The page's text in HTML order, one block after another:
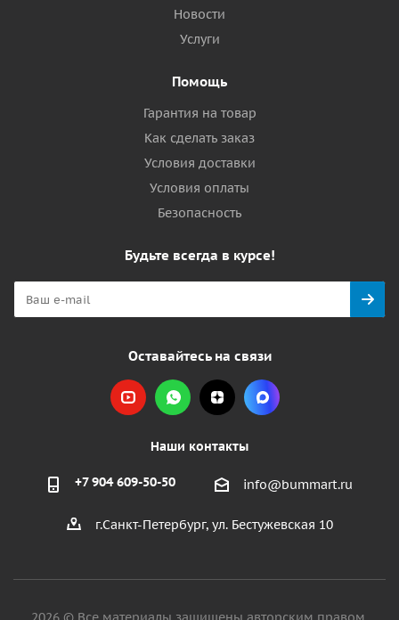
Новости
Услуги
Помощь
Гарантия на товар
Как сделать заказ
Условия доставки
Условия оплаты
Безопасность
Будьте всегда в курсе!
Оставайтесь на связи
Наши контакты
+7 904 609-50-50 info@bummart.ru
г.Санкт-Петербург, ул. Бестужевская 10